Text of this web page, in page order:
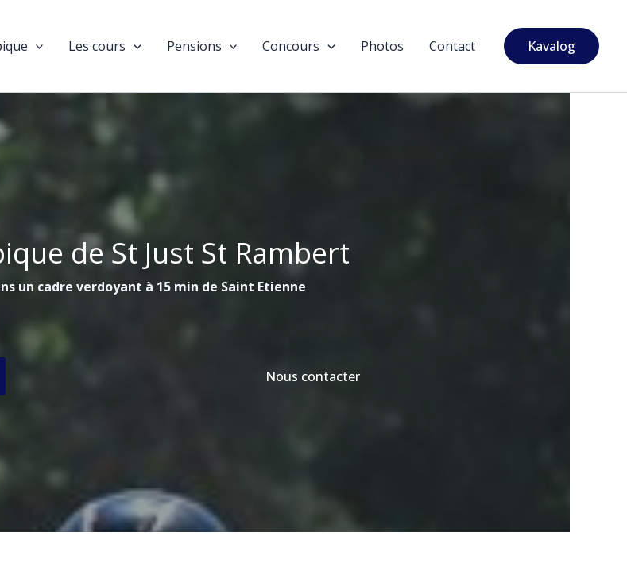
Les cours Pensions Concours Photos Contact Kavalog
de St Just St Rambert
un cadre verdoyant à 15 min de Saint Etienne
Nous contacter